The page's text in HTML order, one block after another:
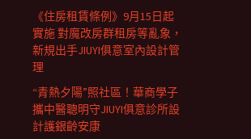
《住房租賃條例》9月15日起
實施 對魔改房群租房等亂象，
新規出手JIUYI俱意室內設計管
理
“青熱夕陽”照社區！華商學子
攜中醫聰明守JIUYI俱意診所設
計護銀齡安康